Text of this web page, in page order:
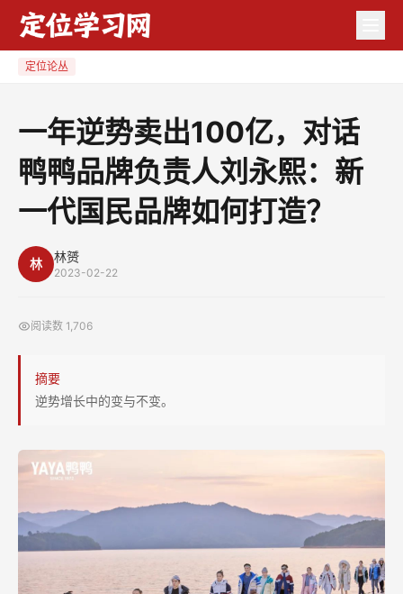
100
亿，
定位论丛
一年逆势卖出100亿，对话
鸭鸭品牌负责人刘永熙：新
一代国民品牌如何打造？
林 林赟
2023-02-22
阅读数 1,706
摘要
逆势增长中的变与不变。